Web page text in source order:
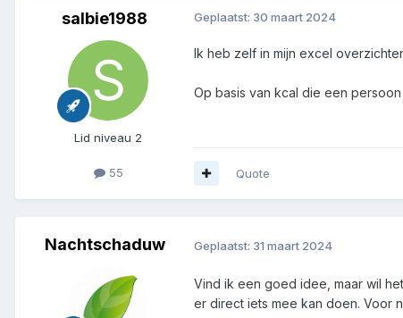
salbie1988
Lid niveau 2
55
Geplaatst: 30 maart 2024
Ik heb zelf in mijn excel
Op basis van kcal die een
Quote
Nachtschaduw Geplaatst: 31 maart 2024
Vind ik een goed idee, maar wil
er direct iets mee kan doen. Voor